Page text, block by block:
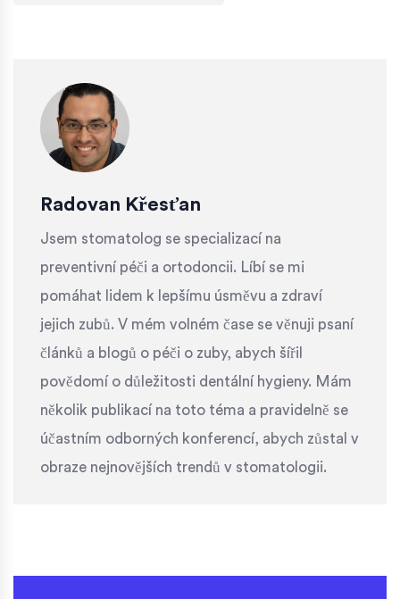
Radovan Křesťan
Jsem stomatolog se specializací na
preventivní péči a ortodoncii. Líbí se mi
pomáhat lidem k lepšímu úsměvu a zdraví
jejich zubů. V mém volném čase se věnuji psaní
článků a blogů o péči o zuby, abych šířil
povědomí o důležitosti dentální hygieny. Mám
několik publikací na toto téma a pravidelně se
účastním odborných konferencí, abych zůstal v
obraze nejnovějších trendů v stomatologii.